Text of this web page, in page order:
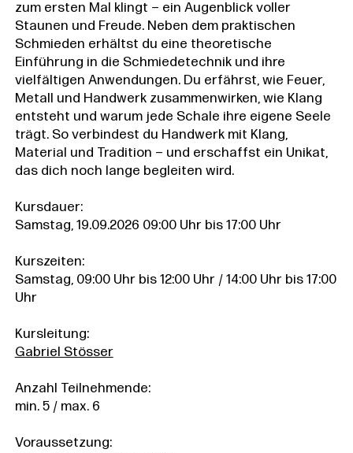
zum ersten Mal klingt – ein Augenblick voller
Staunen und Freude. Neben dem praktischen
Schmieden erhältst du eine theoretische
Einführung in die Schmiedetechnik und ihre
vielfältigen Anwendungen. Du erfährst, wie Feuer,
Metall und Handwerk zusammenwirken, wie Klang
entsteht und warum jede Schale ihre eigene Seele
trägt. So verbindest du Handwerk mit Klang,
Material und Tradition – und erschaffst ein Unikat,
das dich noch lange begleiten wird.
Kursdauer:
Samstag, 19.09.2026 09:00 Uhr bis 17:00 Uhr
Kurszeiten:
Samstag, 09:00 Uhr bis 12:00 Uhr / 14:00 Uhr bis 17:00
Uhr
Kursleitung:
Gabriel Stösser
Anzahl Teilnehmende:
min. 5 / max. 6
Voraussetzung: